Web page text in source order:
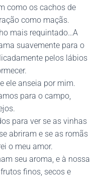
como os cachos de
como maçãs.
mais requintado…A
suavemente para o
pelos lábios
ele anseia por mim.
para o campo,
para ver se as vinhas
abriram e se as romãs
o meu amor.
seu aroma, e à nossa
finos, secos e